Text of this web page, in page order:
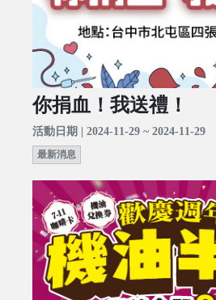
你捐血！我送禮！
活動日期 | 2024-11-29 ~ 2024-11-29
最新消息